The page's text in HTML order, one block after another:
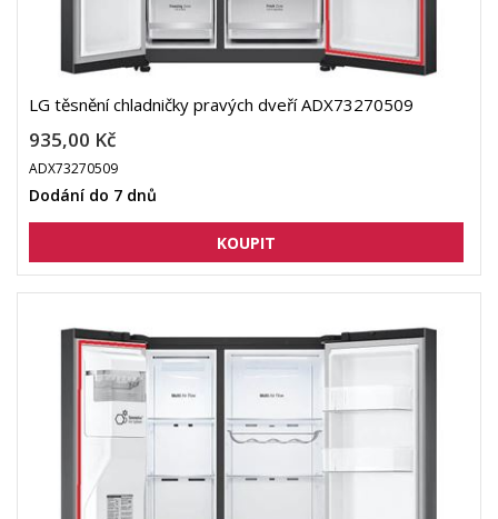
LG těsnění chladničky pravých dveří ADX73270509
935,00 Kč
ADX73270509
Dodání do 7 dnů